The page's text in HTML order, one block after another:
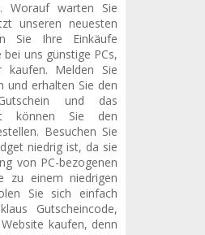
Worauf warten Sie
unseren neuesten
Sie Ihre Einkäufe
bei uns günstige PCs,
kaufen. Melden Sie
und erhalten Sie den
und das
können Sie den
Besuchen Sie
niedrig ist, da sie
von PC-bezogenen
zu einem niedrigen
Sie sich einfach
Gutscheincode,
kaufen, denn